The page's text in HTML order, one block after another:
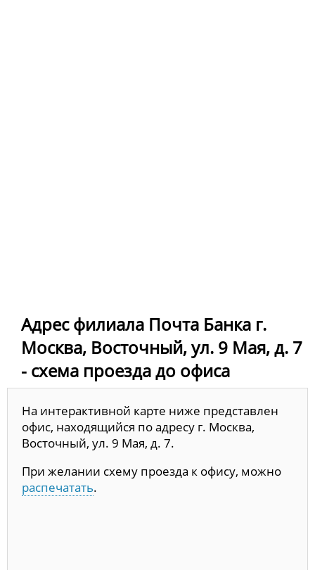
Адрес филиала Почта Банка г.
Москва, Восточный, ул. 9 Мая, д. 7
- схема проезда до офиса
На интерактивной карте ниже представлен
офис, находящийся по адресу г. Москва,
Восточный, ул. 9 Мая, д. 7.
При желании схему проезда к офису, можно
распечатать.